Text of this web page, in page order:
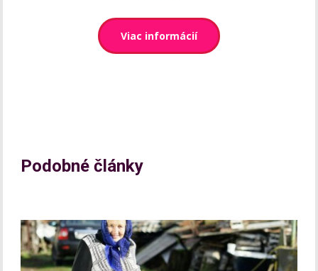
Viac informácií
Podobné články